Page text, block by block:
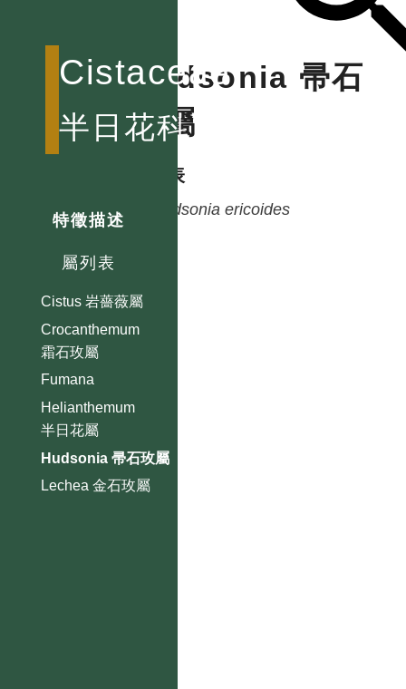
Cistaceae
半日花科
特徵描述
屬列表
Cistus 岩薔薇屬
Crocanthemum
霜石玫屬
Fumana
Helianthemum
半日花屬
Hudsonia 帚石玫屬
Lechea 金石玫屬
Hudsonia 帚石
玫屬
種列表
Hudsonia ericoides